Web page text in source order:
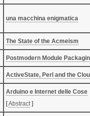
‎una macchina enigmatica‎
‎The State of the Acmeism‎
‎Postmodern Module
‎ActiveState, Perl and the
‎Arduino e Internet delle Cose‎
[Abstract]